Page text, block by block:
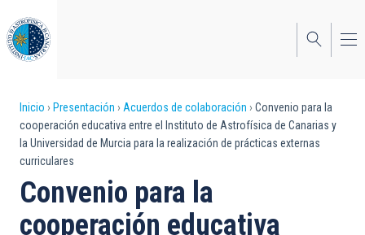
al
contenido
principal
Sobrescribir
enlaces
de
ayuda
a
Inicio Presentación Acuerdos de colaboración
Convenio para la
cooperación educativa entre el Instituto de Astrofísica de Canarias y
la Universidad de Murcia para la realización de prácticas externas
curriculares
Convenio para la
cooperación educativa